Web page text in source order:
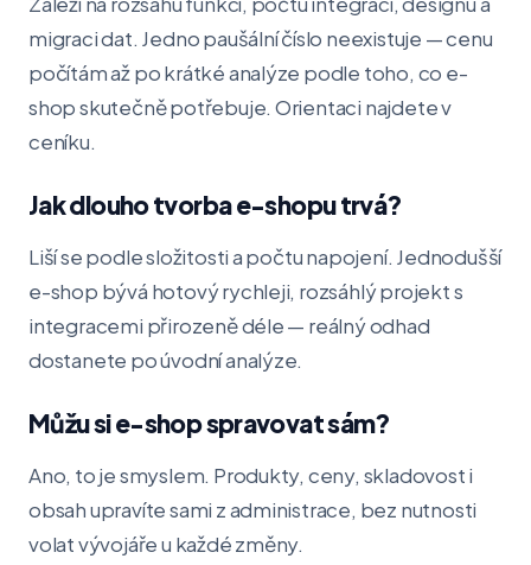
migraci dat. Jedno paušální číslo neexistuje — cenu
počítám až po krátké analýze podle toho, co e-
shop skutečně potřebuje. Orientaci najdete v
ceníku.
Jak dlouho tvorba e-shopu trvá?
Liší se podle složitosti a počtu napojení. Jednodušší
e-shop bývá hotový rychleji, rozsáhlý projekt s
integracemi přirozeně déle — reálný odhad
dostanete po úvodní analýze.
Můžu si e-shop spravovat sám?
Ano, to je smyslem. Produkty, ceny, skladovost i
obsah upravíte sami z administrace, bez nutnosti
volat vývojáře u každé změny.